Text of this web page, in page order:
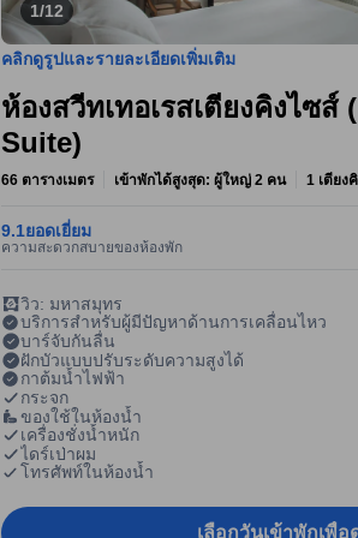
1/12
คลิกดูรูปและรายละเอียดเพิ่มเติม
ห้องสวีทเทอเรสเตียงคิงไซส์
Suite)
66 ตารางเมตร เข้าพักได้สูงสุด: ผู้ใหญ่ 2 คน 1 เตียง
9.1ยอดเยี่ยม
ความสะดวกสบายของห้องพัก
วิว: มหาสมุทร
บริการสำหรับผู้มีปัญหาด้านการเคลื่อนไหว
บาร์จับกันลื่น
ฝักบัวแบบปรับระดับความสูงได้
กาต้มน้ำไฟฟ้า
กระจก
ของใช้ในห้องน้ำ
เครื่องชั่งน้ำหนัก
ไดร์เป่าผม
โทรศัพท์ในห้องน้ำ
เลือกวันเข้าพักเพื่อ